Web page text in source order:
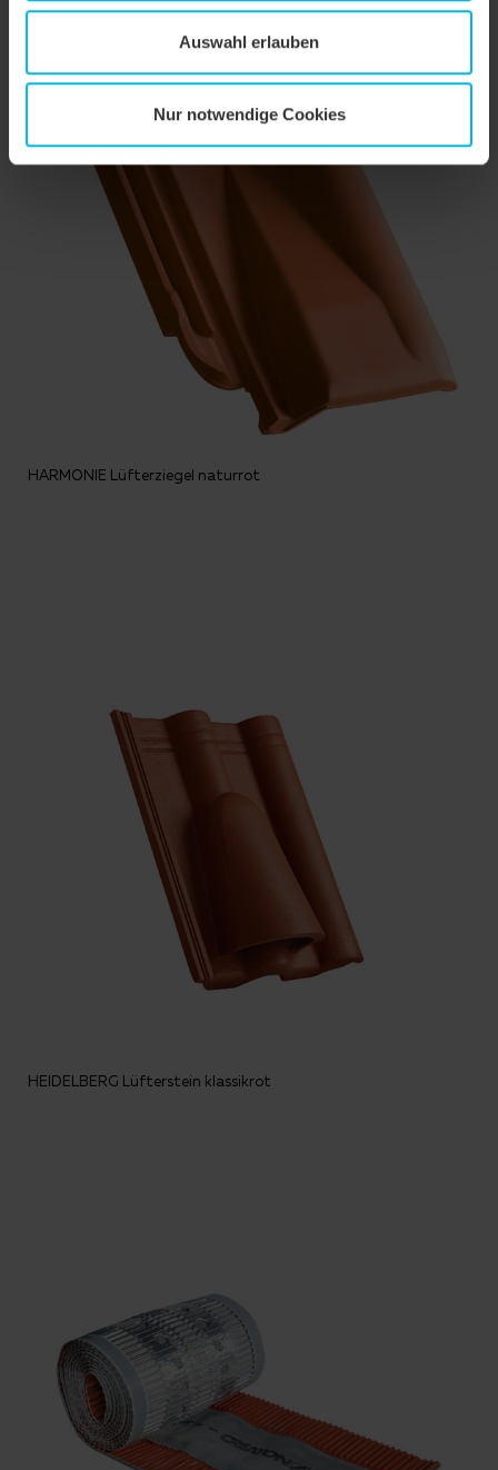
Auswahl erlauben
Nur notwendige Cookies
HARMONIE Lüfterziegel naturrot
HEIDELBERG Lüfterstein klassikrot